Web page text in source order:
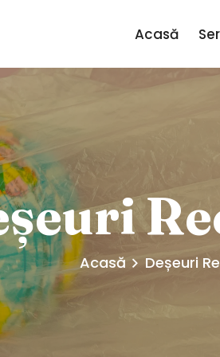
Acasă
Acasă Deșeuri